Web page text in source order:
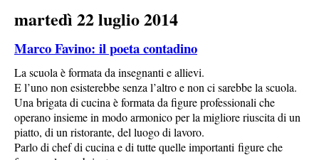
martedì 22 luglio 2014
Marco Favino: il poeta contadino
La scuola è formata da insegnanti e allievi.
E l’uno non esisterebbe senza l’altro e non ci sarebbe la scuola.
Una brigata di cucina è formata da figure professionali che
operano insieme in modo armonico per la migliore riuscita di un
piatto, di un ristorante, del luogo di lavoro.
Parlo di chef di cucina e di tutte quelle importanti figure che